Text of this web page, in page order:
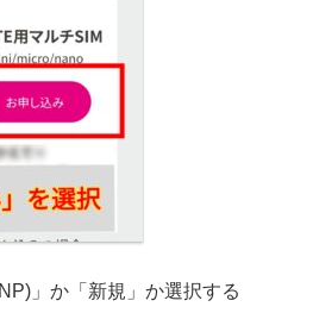
」か「新規」か選択する